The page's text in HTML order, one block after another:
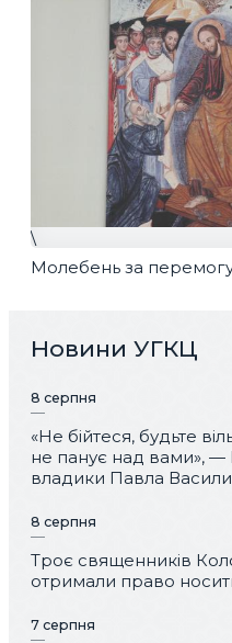
\
Молебень за перемогу
Новини УГКЦ
8 серпня
«Не бійтеся, будьте
не панує над вами»,
владики Павла
8 серпня
Троє священників
отримали право
7 серпня